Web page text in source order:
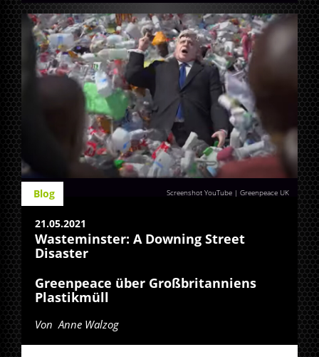
Screenshot YouTube | Greenpeace UK
Blog
21.05.2021
Wasteminster: A Downing Street
Disaster
Greenpeace über Großbritanniens
Plastikmüll
Von Anne Walzog